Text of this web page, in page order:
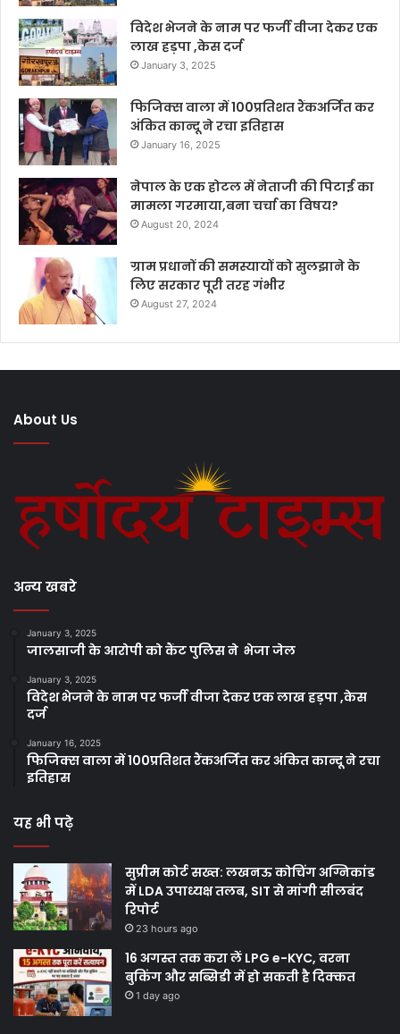
विदेश भेजने के नाम पर फर्जी वीजा देकर एक
लाख हड़पा ,केस दर्ज
January 3, 2025
फिजिक्स वाला में 100प्रतिशत रैंकअर्जित कर
अंकित कान्दू ने रचा इतिहास
January 16, 2025
नेपाल के एक होटल में नेताजी की पिटाई का
मामला गरमाया,बना चर्चा का विषय?
August 20, 2024
ग्राम प्रधानों की समस्यायों को सुलझाने के
लिए सरकार पूरी तरह गंभीर
August 27, 2024
About Us
अन्य खबरे
January 3, 2025
जालसाजी के आरोपी को कैंट पुलिस ने भेजा जेल
January 3, 2025
विदेश भेजने के नाम पर फर्जी वीजा देकर एक लाख हड़पा ,केस
दर्ज
January 16, 2025
फिजिक्स वाला में 100प्रतिशत रैंकअर्जित कर अंकित कान्दू ने रचा
इतिहास
यह भी पढ़े
सुप्रीम कोर्ट सख्त: लखनऊ कोचिंग अग्निकांड
में LDA उपाध्यक्ष तलब, SIT से मांगी सीलबंद
रिपोर्ट
23 hours ago
16 अगस्त तक करा लें LPG e-KYC, वरना
बुकिंग और सब्सिडी में हो सकती है दिक्कत
1 day ago